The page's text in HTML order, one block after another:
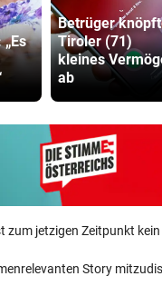
Betrüger
Tiroler (71)
kleines
ab
zum jetzigen Zeitpunkt
Story